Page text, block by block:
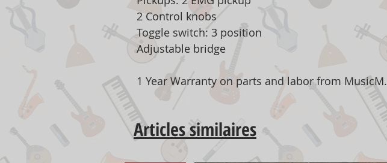
2 Control knobs
Toggle switch: 3 position
Adjustable bridge
1 Year Warranty on parts and labor from MusicM.
Articles similaires